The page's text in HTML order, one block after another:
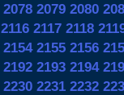
2078 2079 2080
2116 2117 2118
2154 2155 2156
2192 2193 2194
2230 2231 2232